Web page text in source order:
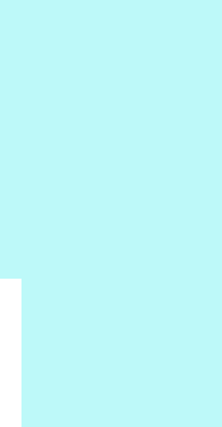
dikirim ulang ke